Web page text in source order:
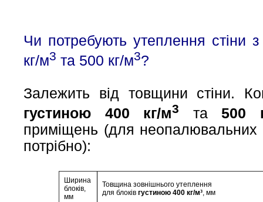
Чи потребують утеплення стіни
кг/м3 та 500 кг/м3?
Залежить від товщини стіни.
густиною 400 кг/м3 та 500
приміщень (для неопалювальних
потрібно):
Ширина
блоків,
мм
Товщина зовнішнього утеплення
для блоків густиною 400 кг/м³, мм